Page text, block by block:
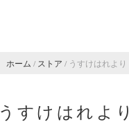
ホーム / ストア / うすけはれより
うすけはれより